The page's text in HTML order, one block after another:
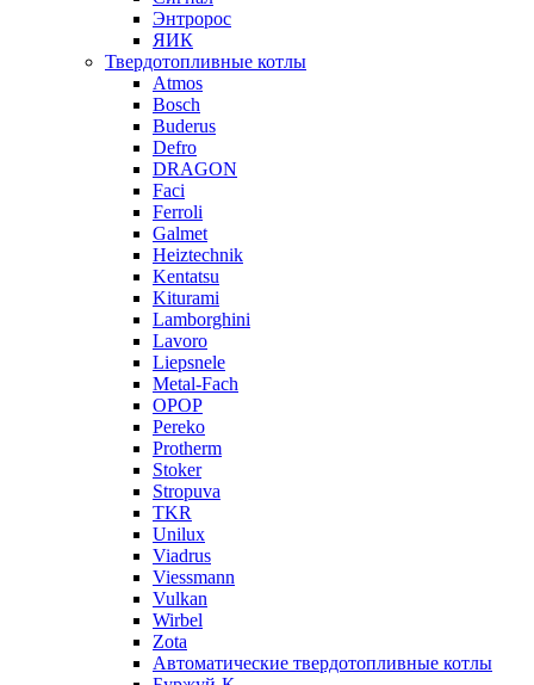
Энтророс
ЯИК
Твердотопливные котлы
Atmos
Bosch
Buderus
Defro
DRAGON
Faci
Ferroli
Galmet
Heiztechnik
Kentatsu
Kiturami
Lamborghini
Lavoro
Liepsnele
Metal-Fach
OPOP
Pereko
Protherm
Stoker
Stropuva
TKR
Unilux
Viadrus
Viessmann
Vulkan
Wirbel
Zota
Автоматические твердотопливные котлы